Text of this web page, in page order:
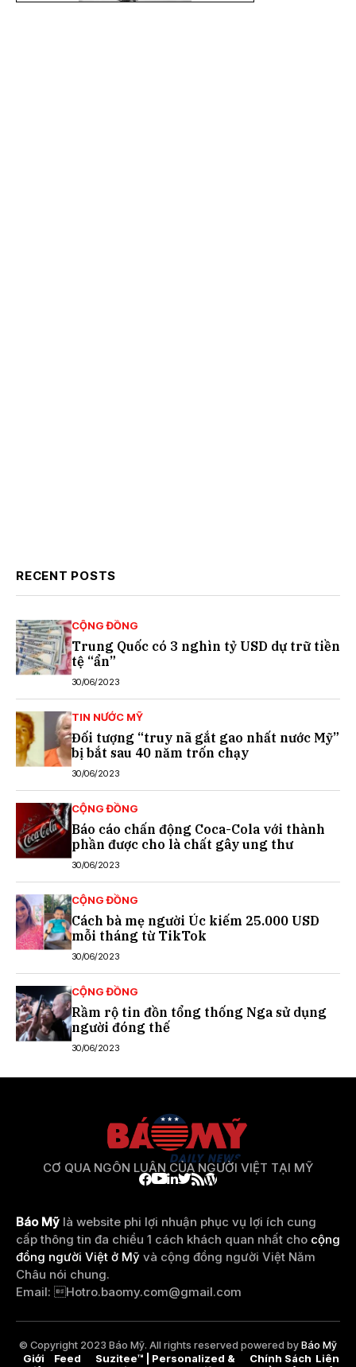
RECENT POSTS
CỘNG ĐỒNG
Trung Quốc có 3 nghìn tỷ USD dự trữ tiền
tệ “ẩn”
30/06/2023
TIN NƯỚC MỸ
Đối tượng “truy nã gắt gao nhất nước Mỹ”
bị bắt sau 40 năm trốn chạy
30/06/2023
CỘNG ĐỒNG
Báo cáo chấn động Coca-Cola với thành
phần được cho là chất gây ung thư
30/06/2023
CỘNG ĐỒNG
Cách bà mẹ người Úc kiếm 25.000 USD
mỗi tháng từ TikTok
30/06/2023
CỘNG ĐỒNG
Rầm rộ tin đồn tổng thống Nga sử dụng
người đóng thế
30/06/2023
CƠ QUA NGÔN LUẬN CỦA NGƯỜI VIỆT TẠI MỸ
Báo Mỹ là website phi lợi nhuận phục vụ lợi ích cung
cấp thông tin đa chiều 1 cách khách quan nhất cho cộng
đồng người Việt ở Mỹ và cộng đồng người Việt Năm
Châu nói chung.
Email: Hotro.baomy.com@gmail.com
© Copyright 2023 Báo Mỹ. All rights reserved powered byBáo Mỹ
Giới
Feed
Suzitee™ | Personalized &
Chính Sách Liên